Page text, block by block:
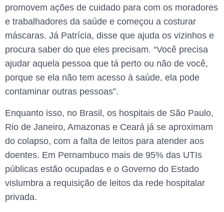
promovem ações de cuidado para com os moradores
e trabalhadores da saúde e começou a costurar
máscaras. Já Patrícia, disse que ajuda os vizinhos e
procura saber do que eles precisam. “Você precisa
ajudar aquela pessoa que tá perto ou não de você,
porque se ela não tem acesso à saúde, ela pode
contaminar outras pessoas”.
Enquanto isso, no Brasil, os hospitais de São Paulo,
Rio de Janeiro, Amazonas e Ceará já se aproximam
do colapso, com a falta de leitos para atender aos
doentes. Em Pernambuco mais de 95% das UTIs
públicas estão ocupadas e o Governo do Estado
vislumbra a requisição de leitos da rede hospitalar
privada.